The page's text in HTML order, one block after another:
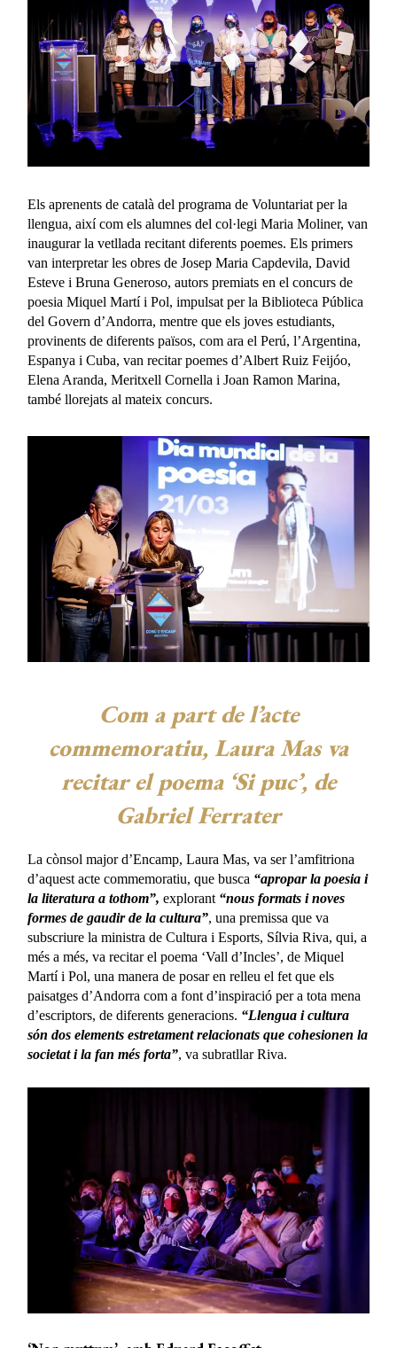
Els aprenents de català del programa de Voluntariat per la
llengua, així com els alumnes del col·legi Maria Moliner, van
inaugurar la vetllada recitant diferents poemes. Els primers
van interpretar les obres de Josep Maria Capdevila, David
Esteve i Bruna Generoso, autors premiats en el concurs de
poesia Miquel Martí i Pol, impulsat per la Biblioteca Pública
del Govern d’Andorra, mentre que els joves estudiants,
provinents de diferents països, com ara el Perú, l’Argentina,
Espanya i Cuba, van recitar poemes d’Albert Ruiz Feijóo,
Elena Aranda, Meritxell Cornella i Joan Ramon Marina,
també llorejats al mateix concurs.
Com a part de l’acte
commemoratiu, Laura Mas va
recitar el poema ‘Si puc’, de
Gabriel Ferrater
La cònsol major d’Encamp, Laura Mas, va ser l’amfitriona
d’aquest acte commemoratiu, que busca “apropar la poesia i
la literatura a tothom”, explorant “nous formats i noves
formes de gaudir de la cultura”, una premissa que va
subscriure la ministra de Cultura i Esports, Sílvia Riva, qui, a
més a més, va recitar el poema ‘Vall d’Incles’, de Miquel
Martí i Pol, una manera de posar en relleu el fet que els
paisatges d’Andorra com a font d’inspiració per a tota mena
d’escriptors, de diferents generacions. “Llengua i cultura
són dos elements estretament relacionats que cohesionen la
societat i la fan més forta”, va subratllar Riva.